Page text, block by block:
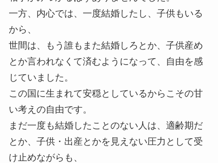
一方、内心では、一度結婚したし、子供もいる
から、
世間は、もう誰もまた結婚しろとか、子供産め
とか言われなくて済むようになって、自由を感
じていました。
この国に生まれて安穏としているからこその甘
い考えの自由です。
まだ一度も結婚したことのない人は、適齢期だ
とか、子供・出産とかを見えない圧力として受
け止めながらも、